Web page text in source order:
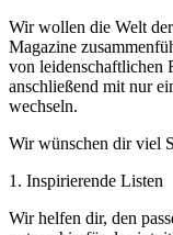
Wir wollen die Welt
Magazine
von leidenschaftlichen
anschließend mit nur
wechseln.
Wir wünschen dir viel
1. Inspirierende Listen
Wir helfen dir, den